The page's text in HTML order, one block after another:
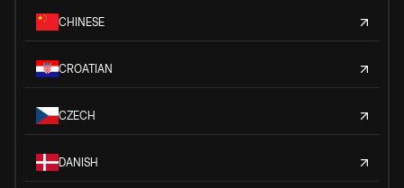
CHINESE
CROATIAN
CZECH
DANISH